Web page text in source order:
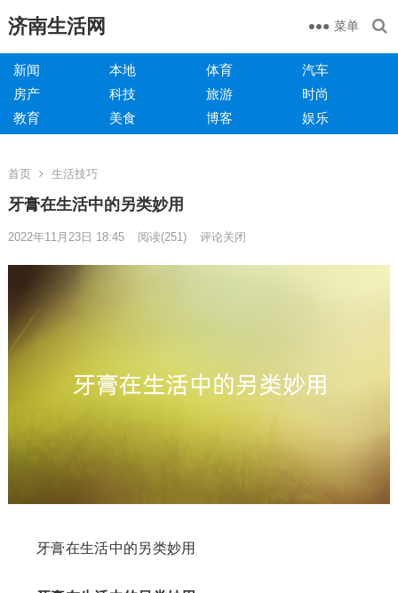
济南生活网 菜单
新闻 本地 体育
汽车
房产
科技 旅游
时尚
教育
美食 博客 娱乐
首页 生活技巧
牙膏在生活中的另类妙用
2022年11月23日 18:45 阅读(251) 评论关闭
牙膏在生活中的另类妙用